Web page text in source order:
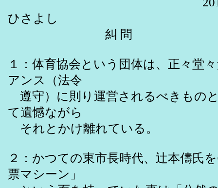
ひさよし
糾 問
１：体育協会という団体は、正々堂
アンス（法令
遵守）に則り運営されるべきもの
て遺憾ながら
それとかけ離れている。
２：かつての東市長時代、辻本儔氏
票マシーン」